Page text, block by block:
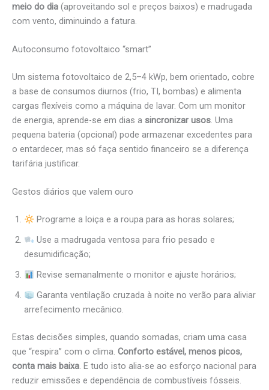
meio do dia (aproveitando sol e preços baixos) e madrugada
com vento, diminuindo a fatura.
Autoconsumo fotovoltaico “smart”
Um sistema fotovoltaico de 2,5–4 kWp, bem orientado, cobre
a base de consumos diurnos (frio, TI, bombas) e alimenta
cargas flexíveis como a máquina de lavar. Com um monitor
de energia, aprende-se em dias a sincronizar usos. Uma
pequena bateria (opcional) pode armazenar excedentes para
o entardecer, mas só faça sentido financeiro se a diferença
tarifária justificar.
Gestos diários que valem ouro
Programe a loiça e a roupa para as horas solares;
Use a madrugada ventosa para frio pesado e
desumidificação;
Revise semanalmente o monitor e ajuste horários;
Garanta ventilação cruzada à noite no verão para aliviar
arrefecimento mecânico.
Estas decisões simples, quando somadas, criam uma casa
que “respira” com o clima. Conforto estável, menos picos,
conta mais baixa. E tudo isto alia-se ao esforço nacional para
reduzir emissões e dependência de combustíveis fósseis.